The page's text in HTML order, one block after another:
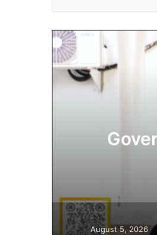
August 5, 2026